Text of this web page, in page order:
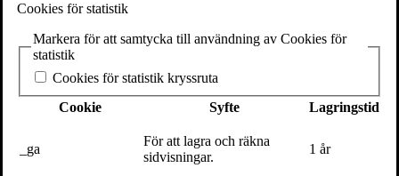
ingående. Det går också bra att hoppa på direkt i augusti. OBS! Vid
kommer att se ut och detta är helt gratis. För att sedan följa träffarna
och delta på bokcirkeln i höst köper man ett bokcirkelpaketet. Mer
info om detta längst ned.
Första träffen (XX augusti 18-19)
Vad kvinnorna har lärt mig om världen
Vad är ett kvinnligt författarskap? Kan en man se världen med
Cookies för statistik
Markera för att samtycka till användning av Cookies för
statistik
Cookies för statistik kryssruta
Cookie
Syfte Lagringstid
_ga
För att lagra och räkna
sidvisningar.
1 år